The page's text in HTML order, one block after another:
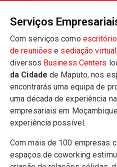
Serviços
Com serviços como
de reuniões e sediação virtual
diversos Business Centers
da Cidade de Maputo, nos
encontrarás uma equipa de
uma década de experiência
empresariais em
experiência possível.
Com mais de 100 empresas
espaços de coworking